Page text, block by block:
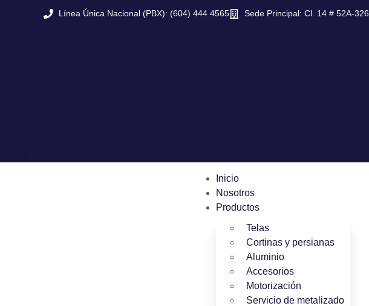
Línea Única Nacional (PBX): (604) 444 4565 Sede Principal: Cl. 14 # 52A-326
Inicio
Nosotros
Productos
Telas
Cortinas y persianas
Aluminio
Accesorios
Motorización
Servicio de metalizado